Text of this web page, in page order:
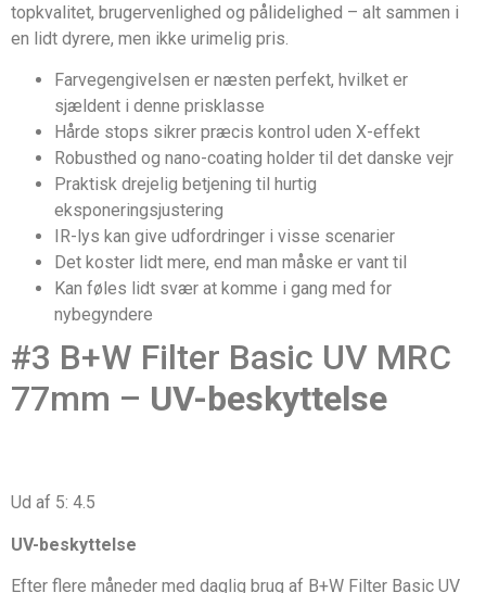
topkvalitet, brugervenlighed og pålidelighed – alt sammen i
en lidt dyrere, men ikke urimelig pris.
Farvegengivelsen er næsten perfekt, hvilket er
sjældent i denne prisklasse
Hårde stops sikrer præcis kontrol uden X-effekt
Robusthed og nano-coating holder til det danske vejr
Praktisk drejelig betjening til hurtig
eksponeringsjustering
IR-lys kan give udfordringer i visse scenarier
Det koster lidt mere, end man måske er vant til
Kan føles lidt svær at komme i gang med for
nybegyndere
#3 B+W Filter Basic UV MRC
77mm – UV-beskyttelse
Ud af 5: 4.5
UV-beskyttelse
Efter flere måneder med daglig brug af B+W Filter Basic UV